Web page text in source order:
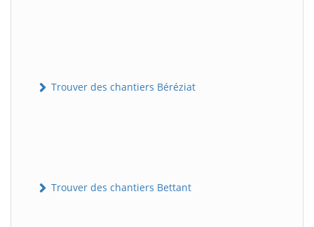
Trouver des chantiers Béréziat
Trouver des chantiers Bettant